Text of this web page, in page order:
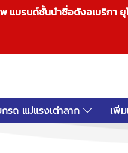
แบรนด์ชั้นนำชื่อดังอเมริกา
รถ แม่แรงเต่าลาก เพิ่